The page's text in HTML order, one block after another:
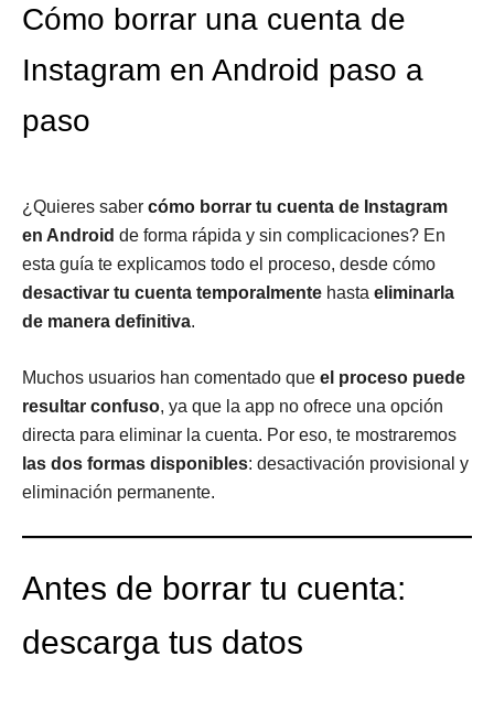
Cómo borrar una cuenta de
Instagram en Android paso a
paso
¿Quieres saber cómo borrar tu cuenta de Instagram
en Android de forma rápida y sin complicaciones? En
esta guía te explicamos todo el proceso, desde cómo
desactivar tu cuenta temporalmente hasta eliminarla
de manera definitiva.
Muchos usuarios han comentado que el proceso puede
resultar confuso, ya que la app no ofrece una opción
directa para eliminar la cuenta. Por eso, te mostraremos
las dos formas disponibles: desactivación provisional y
eliminación permanente.
Antes de borrar tu cuenta:
descarga tus datos